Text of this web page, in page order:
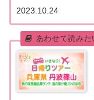
2023.10.24